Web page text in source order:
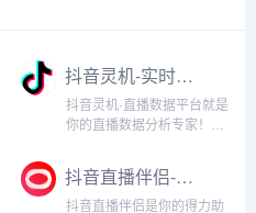
抖音灵机-实时数据分析与直播数据监测平台
抖音灵机·直播数据平台就是
你的直播数据分析专家！实
互动、流量来源、热门时段
等关键信息，助你精准优化
直播策略。平台提供直观的
抖音直播伴侣-多场景直播推流与互动管理工具
抖音直播伴侣是你的得力助